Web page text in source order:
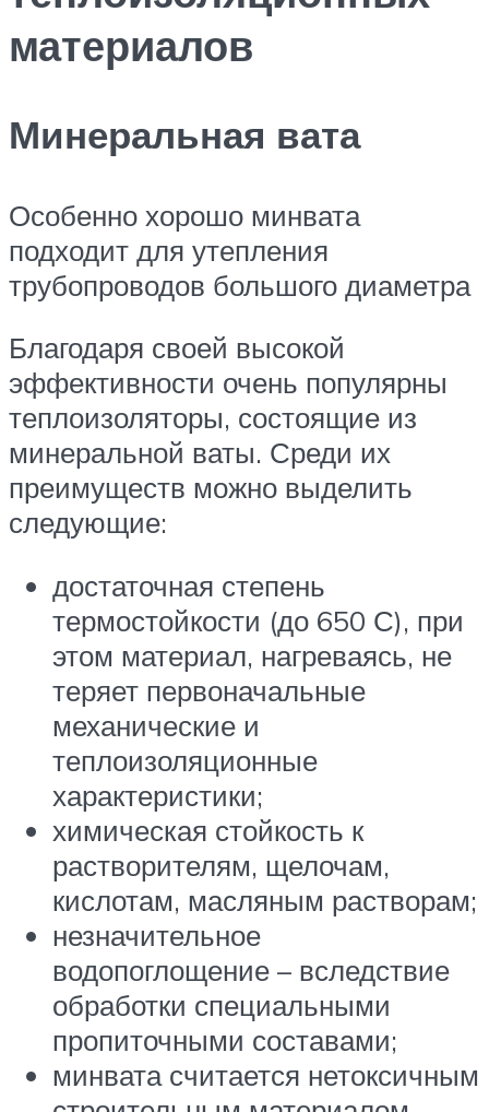
материалов
Минеральная вата
Особенно хорошо минвата
подходит для утепления
трубопроводов большого диаметра
Благодаря своей высокой
эффективности очень популярны
теплоизоляторы, состоящие из
минеральной ваты. Среди их
преимуществ можно выделить
следующие:
достаточная степень
термостойкости (до 650 С), при
этом материал, нагреваясь, не
теряет первоначальные
механические и
теплоизоляционные
характеристики;
химическая стойкость к
растворителям, щелочам,
кислотам, масляным растворам;
незначительное
водопоглощение – вследствие
обработки специальными
пропиточными составами;
минвата считается нетоксичным